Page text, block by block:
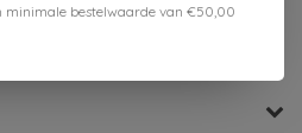
minimale bestelwaarde van €50,00